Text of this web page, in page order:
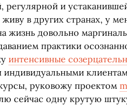
регулярной и
в других странах, у
жизнь довольно
практики
интенсивные
руковожу проектом
сейчас одну крутую